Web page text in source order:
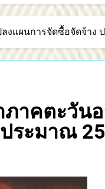
งแผนการจัดซื้อจัดจ้าง
คตะวันอ
ระมาณ